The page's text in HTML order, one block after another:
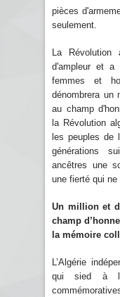
pièces
seulement.
La
d'ampleur et a
femmes et
dénombrera un
au champ
la Révolution
les peuples de
générations
ancêtres une
une fierté qui ne
Un million et
champ
la mémoire
L’Algérie
qui sied à